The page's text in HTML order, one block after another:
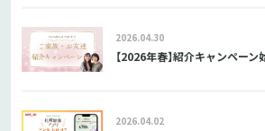
2026.04.30
【2026年春】紹介キャンペーン
2026.04.02